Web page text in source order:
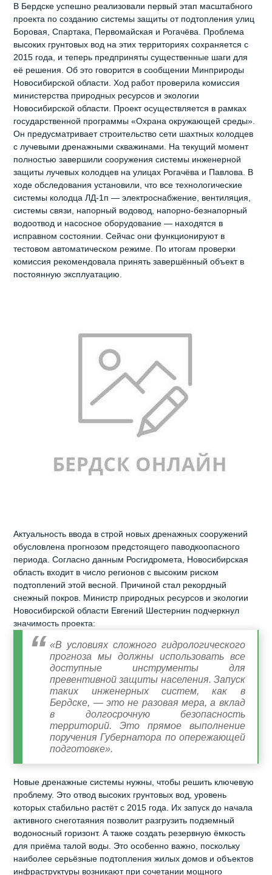
В Бердске успешно реализовали первый этап масштабного
проекта по созданию системы защиты от подтопления улиц
Боровая, Спартака, Первомайская и Рогачёва. Проблема
высоких грунтовых вод на этих территориях сохраняется с
2015 года, и теперь предприняты существенные шаги для
её решения. Об это говорится в сообщении Минприроды
Новосибирской области. Ход работ проверила комиссия
министерства природных ресурсов и экологии
Новосибирской области. Проект осуществляется в рамках
государственной программы «Охрана окружающей среды».
Он предусматривает строительство сети шахтных колодцев
с лучевыми дренажными скважинами. На текущий момент
полностью завершили сооружения системы инженерной
защиты лучевых колодцев на улицах Рогачёва и Павлова. В
ходе обследования установили, что все технологические
системы колодца ЛД‑1п — электроснабжение, вентиляция,
системы связи, напорный водовод, напорно‑безнапорный
водоотвод и насосное оборудование — находятся в
исправном состоянии. Сейчас они функционируют в
тестовом автоматическом режиме. По итогам проверки
комиссия рекомендовала принять завершённый объект в
постоянную эксплуатацию.
Актуальность ввода в строй новых дренажных сооружений
обусловлена прогнозом предстоящего паводкоопасного
периода. Согласно данным Росгидромета, Новосибирская
область входит в число регионов с высоким риском
подтоплений этой весной. Причиной стал рекордный
снежный покров. Министр природных ресурсов и экологии
Новосибирской области Евгений Шестернин подчеркнул
значимость проекта:
«В условиях сложного гидрологического
прогноза мы должны использовать все
доступные инструменты для
превентивной защиты населения. Запуск
таких инженерных систем, как в
Бердске, — это не разовая мера, а вклад
в долгосрочную безопасность
территорий. Это прямое выполнение
поручения Губернатора по опережающей
подготовке».
Новые дренажные системы нужны, чтобы решить ключевую
проблему. Это отвод высоких грунтовых вод, уровень
которых стабильно растёт с 2015 года. Их запуск до начала
активного снеготаяния позволит разгрузить подземный
водоносный горизонт. А также создать резервную ёмкость
для приёма талой воды. Это особенно важно, поскольку
наиболее серьёзные подтопления жилых домов и объектов
инфраструктуры возникают при сочетании мощного